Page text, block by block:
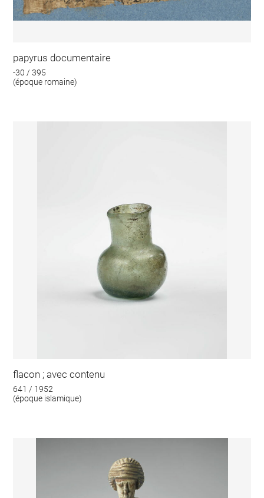
papyrus documentaire
-30 / 395
(époque romaine)
flacon ; avec contenu
641 / 1952
(époque islamique)